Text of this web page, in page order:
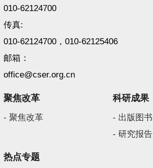
010-62124700
传真:
010-62124700，010-62125406
邮箱：
office@cser.org.cn
聚焦改革
- 聚焦改革
科研成果
- 出版图书
- 研究报告
热点专题